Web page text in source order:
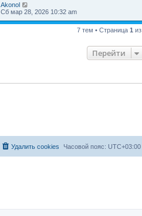
Akonol
Сб мар 28, 2026 10:32 am
7 тем • Страница 1 из
Перейти
Часовой пояс: UTC+03:00
Удалить cookies